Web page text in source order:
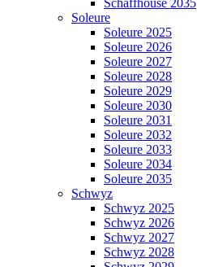
Soleure
Soleure 2025
Soleure 2026
Soleure 2027
Soleure 2028
Soleure 2029
Soleure 2030
Soleure 2031
Soleure 2032
Soleure 2033
Soleure 2034
Soleure 2035
Schwyz
Schwyz 2025
Schwyz 2026
Schwyz 2027
Schwyz 2028